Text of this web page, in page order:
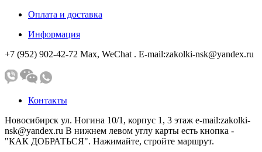
Оплата и доставка
Информация
+7 (952) 902-42-72 Мах, WeChat . E-mail:zakolki-nsk@yandex.ru
Контакты
Новосибирск ул. Ногина 10/1, корпус 1, 3 этаж e-mail:zakolki-
nsk@yandex.ru В нижнем левом углу карты есть кнопка -
"КАК ДОБРАТЬСЯ". Нажимайте, стройте маршрут.